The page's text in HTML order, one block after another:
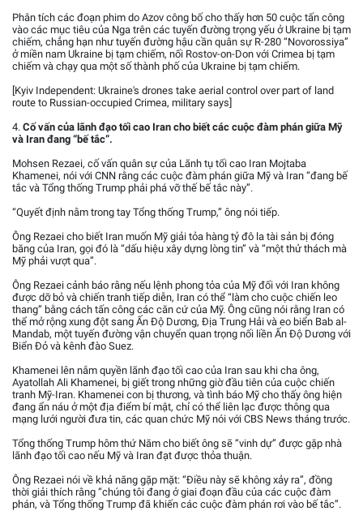
Phân tích các đoạn phim do Azov công bố cho thấy hơn 50 cuộc tấn công
vào các mục tiêu của Nga trên các tuyến đường trọng yếu ở Ukraine bị tạm
chiếm, chẳng hạn như tuyến đường hậu cần quân sự R-280 “Novorossiya”
ở miền nam Ukraine bị tạm chiếm, nối Rostov-on-Don với Crimea bị tạm
chiếm và chạy qua một số thành phố của Ukraine bị tạm chiếm.
[Kyiv Independent: Ukraine's drones take aerial control over part of land
route to Russian-occupied Crimea, military says]
4. Cố vấn của lãnh đạo tối cao Iran cho biết các cuộc đàm phán giữa Mỹ
và Iran đang “bế tắc”.
Mohsen Rezaei, cố vấn quân sự của Lãnh tụ tối cao Iran Mojtaba
Khamenei, nói với CNN rằng các cuộc đàm phán giữa Mỹ và Iran “đang bế
tắc và Tổng thống Trump phải phá vỡ thế bế tắc này”.
“Quyết định nằm trong tay Tổng thống Trump,” ông nói tiếp.
Ông Rezaei cho biết Iran muốn Mỹ giải tỏa hàng tỷ đô la tài sản bị đóng
băng của Iran, gọi đó là “dấu hiệu xây dựng lòng tin” và “một thử thách mà
Mỹ phải vượt qua”.
Ông Rezaei cảnh báo rằng nếu lệnh phong tỏa của Mỹ đối với Iran không
được dỡ bỏ và chiến tranh tiếp diễn, Iran có thể “làm cho cuộc chiến leo
thang” bằng cách tấn công các căn cứ của Mỹ. Ông cũng nói rằng Iran có
thể mở rộng xung đột sang Ấn Độ Dương, Địa Trung Hải và eo biển Bab al-
Mandab, một tuyến đường vận chuyển quan trọng nối liền Ấn Độ Dương với
Biển Đỏ và kênh đào Suez.
Khamenei lên nắm quyền lãnh đạo tối cao của Iran sau khi cha ông,
Ayatollah Ali Khamenei, bị giết trong những giờ đầu tiên của cuộc chiến
tranh Mỹ-Iran. Khamenei con bị thương, và tình báo Mỹ cho thấy ông hiện
đang ẩn náu ở một địa điểm bí mật, chỉ có thể liên lạc được thông qua
mạng lưới người đưa tin, các quan chức Mỹ nói với CBS News tháng trước.
Tổng thống Trump hôm thứ Năm cho biết ông sẽ “vinh dự” được gặp nhà
lãnh đạo tối cao nếu Mỹ và Iran đạt được thỏa thuận.
Ông Rezaei nói về khả năng gặp mặt: “Điều này sẽ không xảy ra”, đồng
thời giải thích rằng “chúng tôi đang ở giai đoạn đầu của các cuộc đàm
phán, và Tổng thống Trump đã khiến các cuộc đàm phán rơi vào bế tắc”.